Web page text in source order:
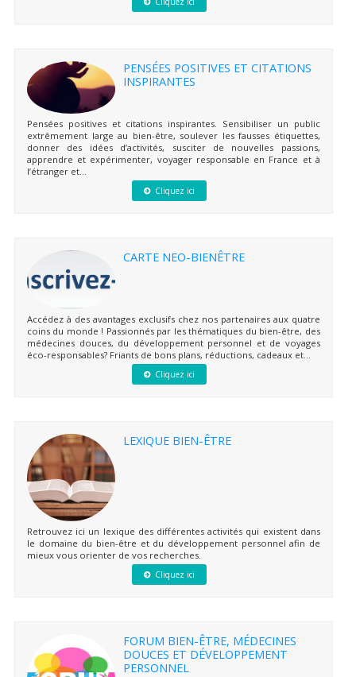
PENSÉES POSITIVES ET CITATIONS
INSPIRANTES
Pensées positives et citations inspirantes. Sensibiliser un public
extrêmement large au bien-être, soulever les fausses étiquettes,
donner des idées d’activités, susciter de nouvelles passions,
apprendre et expérimenter, voyager responsable en France et à
l’étranger et...
Cliquez ici
CARTE NEO-BIENÊTRE
Accédez à des avantages exclusifs chez nos partenaires aux quatre
coins du monde ! Passionnés par les thématiques du bien-être, des
médecines douces, du développement personnel et de voyages
éco-responsables? Friants de bons plans, réductions, cadeaux et...
Cliquez ici
LEXIQUE BIEN-ÊTRE
Retrouvez ici un lexique des différentes activités qui existent dans
le domaine du bien-être et du développement personnel afin de
mieux vous orienter de vos recherches.
Cliquez ici
FORUM BIEN-ÊTRE, MÉDECINES
DOUCES ET DÉVELOPPEMENT
PERSONNEL